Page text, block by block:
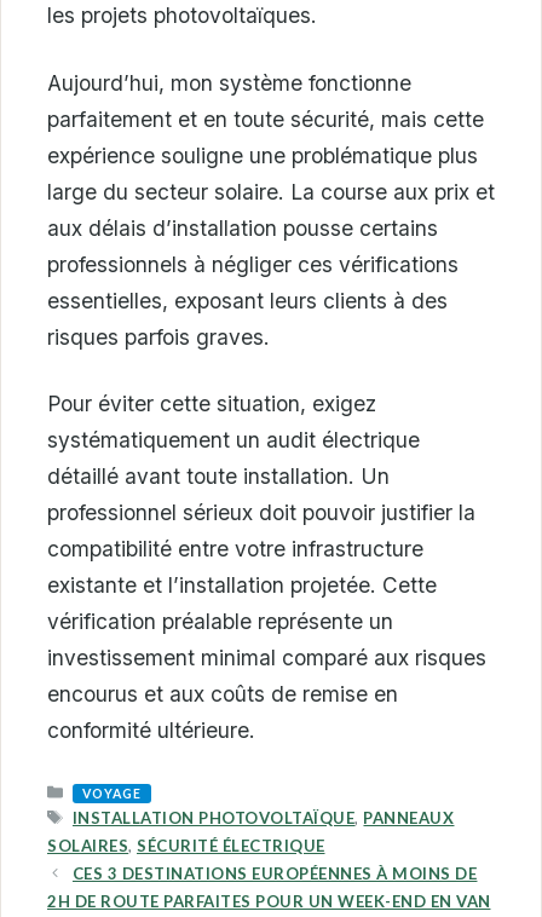
les projets photovoltaïques.
Aujourd’hui, mon système fonctionne
parfaitement et en toute sécurité, mais cette
expérience souligne une problématique plus
large du secteur solaire. La course aux prix et
aux délais d’installation pousse certains
professionnels à négliger ces vérifications
essentielles, exposant leurs clients à des
risques parfois graves.
Pour éviter cette situation, exigez
systématiquement un audit électrique
détaillé avant toute installation. Un
professionnel sérieux doit pouvoir justifier la
compatibilité entre votre infrastructure
existante et l’installation projetée. Cette
vérification préalable représente un
investissement minimal comparé aux risques
encourus et aux coûts de remise en
conformité ultérieure.
CATEGORIES
VOYAGE
TAGS
INSTALLATION PHOTOVOLTAÏQUE, PANNEAUX
SOLAIRES, SÉCURITÉ ÉLECTRIQUE
CES 3 DESTINATIONS EUROPÉENNES À MOINS DE
2H DE ROUTE PARFAITES POUR UN WEEK-END EN VAN